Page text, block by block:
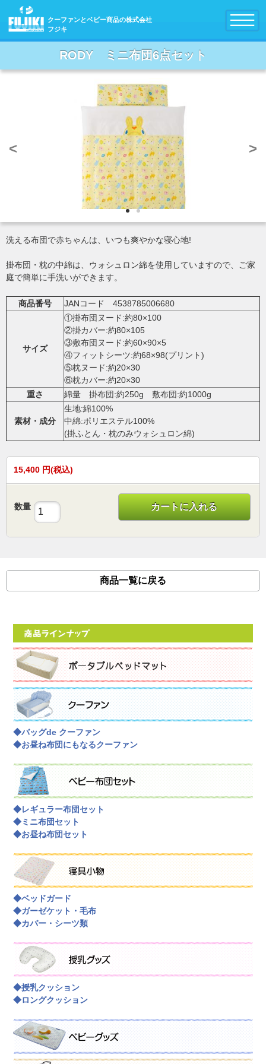
クーファンとベビー商品の株式会社
フジキ
RODY ミニ布団6点セット
< >
洗える布団で赤ちゃんは、いつも爽やかな寝心地!
掛布団・枕の中綿は、ウォシュロン綿を使用していますので、ご家
庭で簡単に手洗いができます。
商品番号 JANコード 4538785006680
サイズ
①掛布団ヌード:約80×100
②掛カバー:約80×105
③敷布団ヌード:約60×90×5
④フィットシーツ:約68×98(プリント)
⑤枕ヌード:約20×30
⑥枕カバー:約20×30
重さ
綿量 掛布団:約250g 敷布団:約1000g
素材・成分
生地:綿100%
中綿:ポリエステル100%
(掛ふとん・枕のみウォシュロン綿)
15,400 円(税込)
数量 カートに入れる
商品一覧に戻る
◆バッグde クーファン
◆お昼ね布団にもなるクーファン
◆レギュラー布団セット
◆ミニ布団セット
◆お昼ね布団セット
◆ベッドガード
◆ガーゼケット・毛布
◆カバー・シーツ類
◆授乳クッション
◆ロングクッション